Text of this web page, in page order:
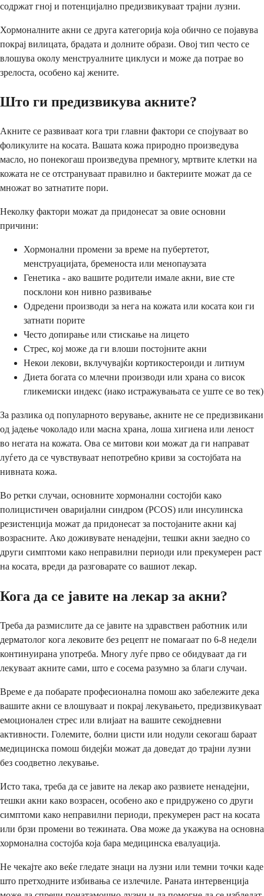
содржат гној и потенцијално предизвикуваат трајни лузни.
Хормоналните акни се друга категорија која обично се појавува
покрај вилицата, брадата и долните образи. Овој тип често се
влошува околу менструалните циклуси и може да потрае во
зрелоста, особено кај жените.
Што ги предизвикува акните?
Акните се развиваат кога три главни фактори се спојуваат во
фоликулите на косата. Вашата кожа природно произведува
масло, но понекогаш произведува премногу, мртвите клетки на
кожата не се отстрануваат правилно и бактериите можат да се
множат во затнатите пори.
Неколку фактори можат да придонесат за овие основни
причини:
Хормонални промени за време на пубертетот,
менструацијата, бременоста или менопаузата
Генетика - ако вашите родители имале акни, вие сте
посклони кон нивно развивање
Одредени производи за нега на кожата или косата кои ги
затнати порите
Често допирање или стискање на лицето
Стрес, кој може да ги влоши постојните акни
Некои лекови, вклучувајќи кортикостероиди и литиум
Диета богата со млечни производи или храна со висок
гликемиски индекс (иако истражувањата се уште се во тек)
За разлика од популарното верување, акните не се предизвикани
од јадење чоколадо или масна храна, лоша хигиена или леност
во негата на кожата. Ова се митови кои можат да ги направат
луѓето да се чувствуваат непотребно криви за состојбата на
нивната кожа.
Во ретки случаи, основните хормонални состојби како
полицистичен оваријални синдром (PCOS) или инсулинска
резистенција можат да придонесат за постојаните акни кај
возрасните. Ако доживувате ненадејни, тешки акни заедно со
други симптоми како неправилни периоди или прекумерен раст
на косата, вреди да разговарате со вашиот лекар.
Кога да се јавите на лекар за акни?
Треба да размислите да се јавите на здравствен работник или
дерматолог кога лековите без рецепт не помагаат по 6-8 недели
континуирана употреба. Многу луѓе прво се обидуваат да ги
лекуваат акните сами, што е сосема разумно за благи случаи.
Време е да побарате професионална помош ако забележите дека
вашите акни се влошуваат и покрај лекувањето, предизвикуваат
емоционален стрес или влијаат на вашите секојдневни
активности. Големите, болни цисти или нодули секогаш бараат
медицинска помош бидејќи можат да доведат до трајни лузни
без соодветно лекување.
Исто така, треба да се јавите на лекар ако развиете ненадејни,
тешки акни како возрасен, особено ако е придружено со други
симптоми како неправилни периоди, прекумерен раст на косата
или брзи промени во тежината. Ова може да укажува на основна
хормонална состојба која бара медицинска евалуација.
Не чекајте ако веќе гледате знаци на лузни или темни точки каде
што претходните избивања се излечиле. Раната интервенција